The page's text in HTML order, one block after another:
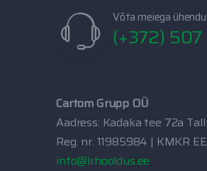
Võta meiega
(+372)
Cartom Grupp OÜ
Aadress: Kadaka tee 72a
Reg. nr. 11985984 | KMKR
info@lrhooldus.ee